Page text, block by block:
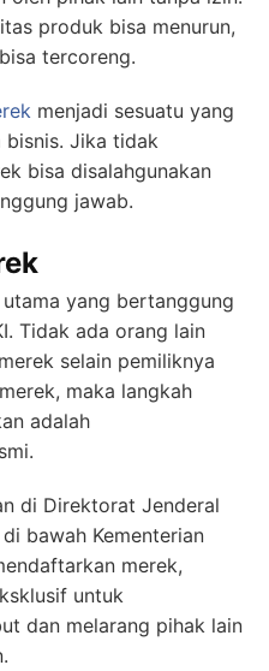
produk bisa menurun,
tercoreng.
menjadi sesuatu yang
bisnis. Jika tidak
bisa disalahgunakan
jawab.
yang bertanggung
Tidak ada orang lain
selain pemiliknya
maka langkah
adalah
di Direktorat Jenderal
bawah Kementerian
merek,
untuk
dan melarang pihak lain